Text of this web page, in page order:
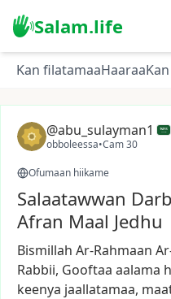
Salam.life
Kan filatamaaHaaraa
@abu_sulayman1
obboleessa•Cam 30
Ofumaan hiikame
Salaatawwan
Afran Maal Jedhu
Bismillah Ar-Rahmaan
Rabbii, Gooftaa aalama
keenya jaallatamaa,